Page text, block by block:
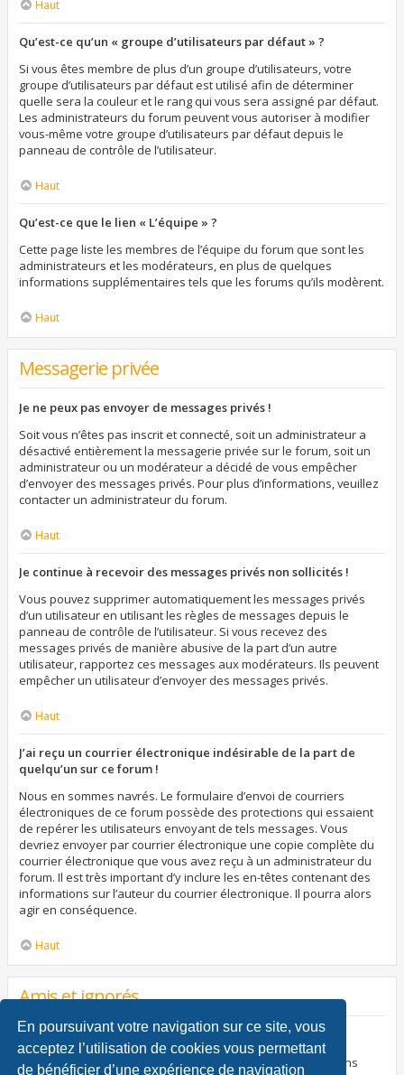
En poursuivant votre navigation sur ce site, vous
acceptez l’utilisation de cookies vous permettant
de bénéficier d’une expérience de navigation
Haut
Qu’est-ce qu’un « groupe d’utilisateurs par défaut » ?
Si vous êtes membre de plus d’un groupe d’utilisateurs, votre
groupe d’utilisateurs par défaut est utilisé afin de déterminer
quelle sera la couleur et le rang qui vous sera assigné par défaut.
Les administrateurs du forum peuvent vous autoriser à modifier
vous-même votre groupe d’utilisateurs par défaut depuis le
panneau de contrôle de l’utilisateur.
Haut
Qu’est-ce que le lien « L’équipe » ?
Cette page liste les membres de l’équipe du forum que sont les
administrateurs et les modérateurs, en plus de quelques
informations supplémentaires tels que les forums qu’ils modèrent.
Haut
Messagerie privée
Je ne peux pas envoyer de messages privés !
Soit vous n’êtes pas inscrit et connecté, soit un administrateur a
désactivé entièrement la messagerie privée sur le forum, soit un
administrateur ou un modérateur a décidé de vous empêcher
d’envoyer des messages privés. Pour plus d’informations, veuillez
contacter un administrateur du forum.
Haut
Je continue à recevoir des messages privés non sollicités !
Vous pouvez supprimer automatiquement les messages privés
d’un utilisateur en utilisant les règles de messages depuis le
panneau de contrôle de l’utilisateur. Si vous recevez des
messages privés de manière abusive de la part d’un autre
utilisateur, rapportez ces messages aux modérateurs. Ils peuvent
empêcher un utilisateur d’envoyer des messages privés.
Haut
J’ai reçu un courrier électronique indésirable de la part de
quelqu’un sur ce forum !
Nous en sommes navrés. Le formulaire d’envoi de courriers
électroniques de ce forum possède des protections qui essaient
de repérer les utilisateurs envoyant de tels messages. Vous
devriez envoyer par courrier électronique une copie complète du
courrier électronique que vous avez reçu à un administrateur du
forum. Il est très important d’y inclure les en-têtes contenant des
informations sur l’auteur du courrier électronique. Il pourra alors
agir en conséquence.
Haut
Amis et ignorés
À quoi sert ma liste d’amis et d’ignorés ?
Vous pouvez utiliser ces listes afin d’organiser et trier certains